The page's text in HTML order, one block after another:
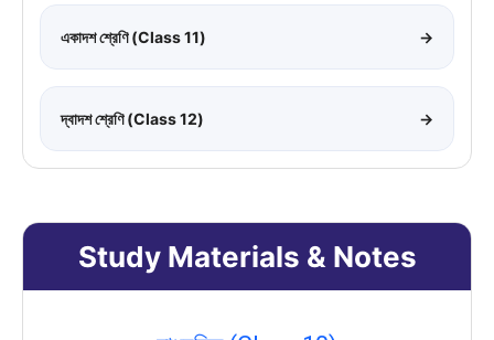
একাদশ শ্রেণি (Class 11) →
দ্বাদশ শ্রেণি (Class 12) →
Study Materials & Notes